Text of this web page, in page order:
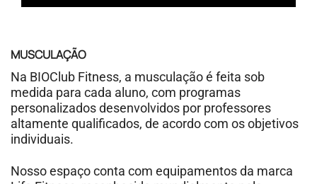
MUSCULAÇÃO
Na BIOClub Fitness, a musculação é feita sob
medida para cada aluno, com programas
personalizados desenvolvidos por professores
altamente qualificados, de acordo com os objetivos
individuais.
Nosso espaço conta com equipamentos da marca